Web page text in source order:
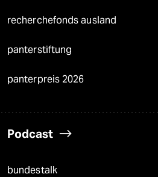
recherchefonds ausland
panterstiftung
panterpreis 2026
Podcast
bundestalk